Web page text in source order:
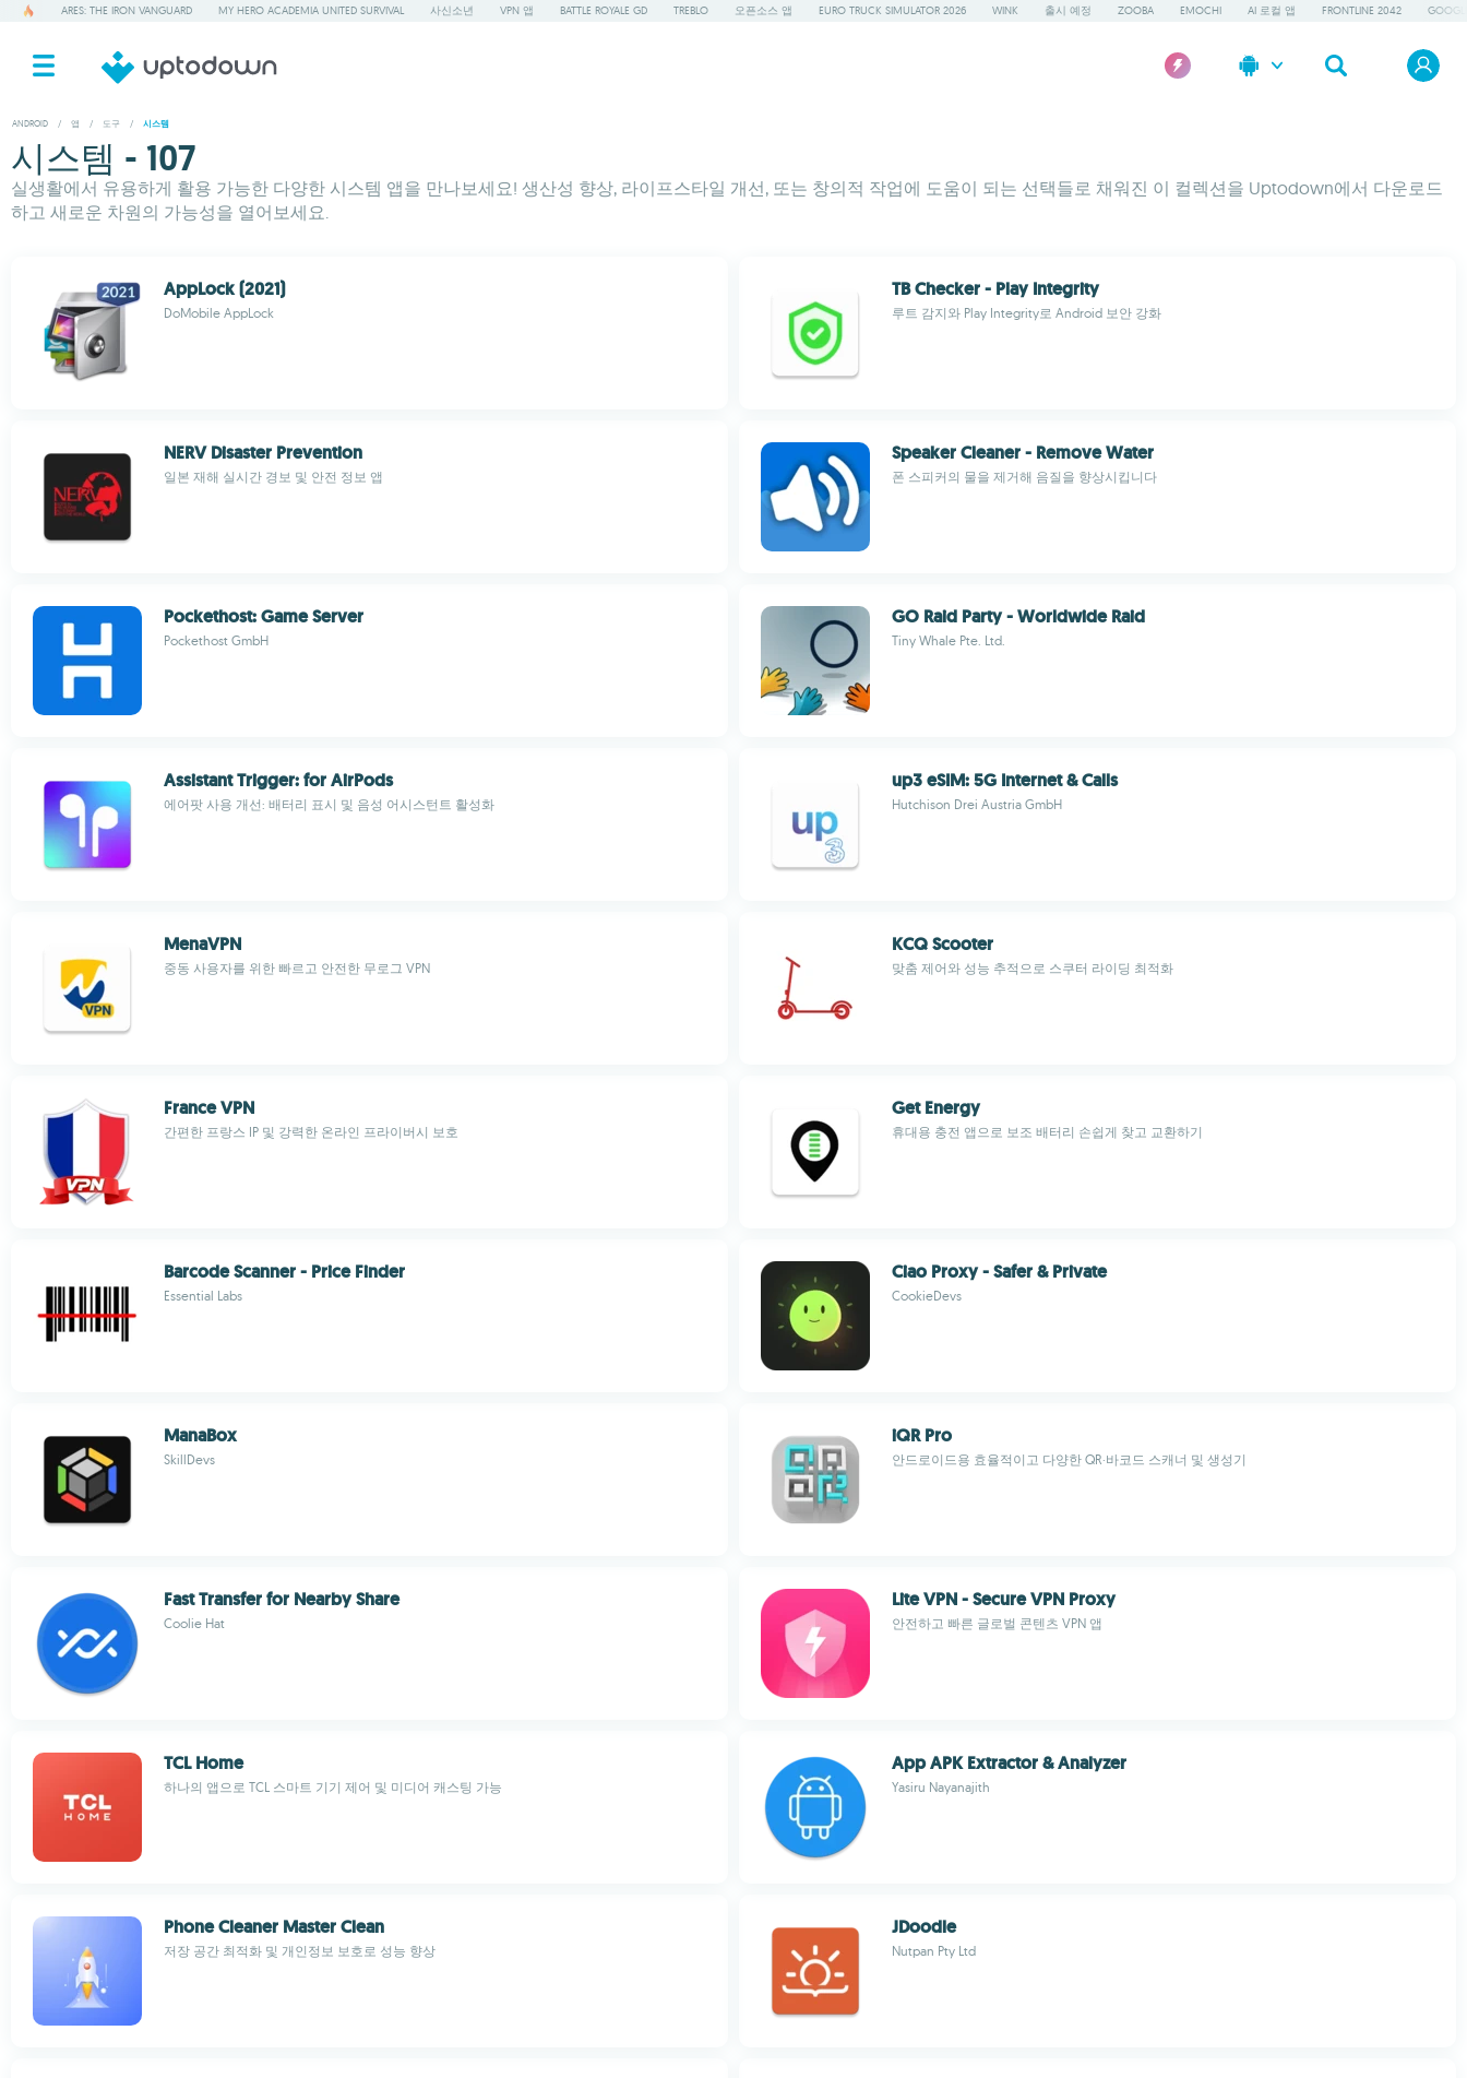
ARES: THE IRON VANGUARD MY HERO ACADEMIA UNITED SURVIVAL 사신소년 VPN 앱 BATTLE ROYALE GD TREBLO 오픈소스 앱 EURO TRUCK SIMULATOR 2026 WINK 출시 예정 ZOOBA EMOCHI AI 로컬 앱 FRONTLINE 2042
ANDROID / 앱 / 도구 / 시스템
시스템 - 107
실생활에서 유용하게 활용 가능한 다양한 시스템 앱을 만나보세요! 생산성 향상, 라이프스타일 개선, 또는 창의적 작업에 도움이 되는 선택들로 채워진 이 컬렉션을 Uptodown에서 다운로드
하고 새로운 차원의 가능성을 열어보세요.
AppLock (2021)
DoMobile AppLock
TB Checker - Play Integrity
루트 감지와 Play Integrity로 Android 보안 강화
NERV Disaster Prevention
일본 재해 실시간 경보 및 안전 정보 앱
Speaker Cleaner - Remove Water
폰 스피커의 물을 제거해 음질을 향상시킵니다
Pockethost: Game Server
Pockethost GmbH
GO Raid Party - Worldwide Raid
Tiny Whale Pte. Ltd.
Assistant Trigger: for AirPods
에어팟 사용 개선: 배터리 표시 및 음성 어시스턴트 활성화
up3 eSIM: 5G Internet & Calls
Hutchison Drei Austria GmbH
MenaVPN
중동 사용자를 위한 빠르고 안전한 무로그 VPN
KCQ Scooter
맞춤 제어와 성능 추적으로 스쿠터 라이딩 최적화
France VPN
간편한 프랑스 IP 및 강력한 온라인 프라이버시 보호
Get Energy
휴대용 충전 앱으로 보조 배터리 손쉽게 찾고 교환하기
Barcode Scanner - Price Finder
Essential Labs
Ciao Proxy - Safer & Private
CookieDevs
ManaBox
SkillDevs
iQR Pro
안드로이드용 효율적이고 다양한 QR·바코드 스캐너 및 생성기
Fast Transfer for Nearby Share
Coolie Hat
Lite VPN - Secure VPN Proxy
안전하고 빠른 글로벌 콘텐츠 VPN 앱
TCL Home
하나의 앱으로 TCL 스마트 기기 제어 및 미디어 캐스팅 가능
App APK Extractor & Analyzer
Yasiru Nayanajith
Phone Cleaner Master Clean
저장 공간 최적화 및 개인정보 보호로 성능 향상
JDoodle
Nutpan Pty Ltd